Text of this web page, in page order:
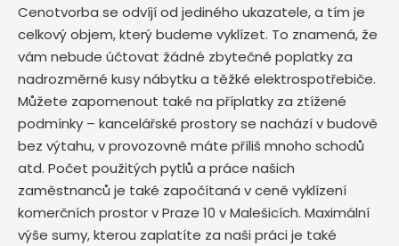
Cenotvorba se odvíjí od jediného ukazatele, a tím je
celkový objem, který budeme vyklízet. To znamená, že
vám nebude účtovat žádné zbytečné poplatky za
nadrozměrné kusy nábytku a těžké elektrospotřebiče.
Můžete zapomenout také na příplatky za ztížené
podmínky – kancelářské prostory se nachází v budově
bez výtahu, v provozovně máte příliš mnoho schodů
atd. Počet použitých pytlů a práce našich
zaměstnanců je také započítaná v ceně vyklízení
komerčních prostor v Praze 10 v Malešicích. Maximální
výše sumy, kterou zaplatíte za naši práci je také